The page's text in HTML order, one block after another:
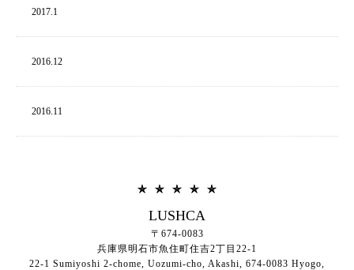
2017. 1
2016. 12
2016. 11
LUSHCA
〒674-0083
兵庫県明石市魚住町住吉2丁目22-1
22-1 Sumiyoshi 2-chome, Uozumi-cho, Akashi, 674-0083 Hyogo,